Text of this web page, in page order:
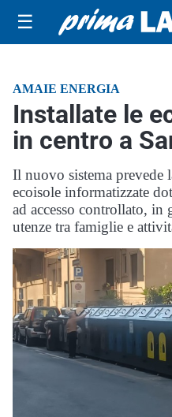
☰
AMAIE ENERGIA
Installate le
in centro a
Il nuovo sistema prevede
ecoisole informatizzate
ad accesso controllato, in
utenze tra famiglie e